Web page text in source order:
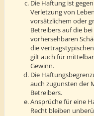
Die Haftung ist
Verletzung von
vorsätzlichem oder
Betreibers auf die
vorhersehbaren
die
gilt auch für
Gewinn.
Die
auch zugunsten der
Betreibers.
Ansprüche für eine
Recht bleiben